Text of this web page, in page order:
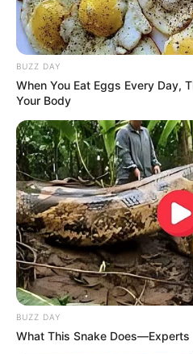
BUZZ DAY
When You Eat Eggs Every Day,
Your Body
BUZZ DAY
What This Snake Does—Experts